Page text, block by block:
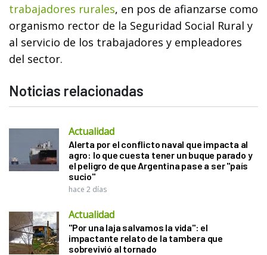
trabajadores rurales, en pos de afianzarse como
organismo rector de la Seguridad Social Rural y
al servicio de los trabajadores y empleadores
del sector.
Noticias relacionadas
Actualidad
Alerta por el conflicto naval que impacta al
agro: lo que cuesta tener un buque parado y
el peligro de que Argentina pase a ser "país
sucio"
hace 2 días
Actualidad
"Por una laja salvamos la vida": el
impactante relato de la tambera que
sobrevivió al tornado